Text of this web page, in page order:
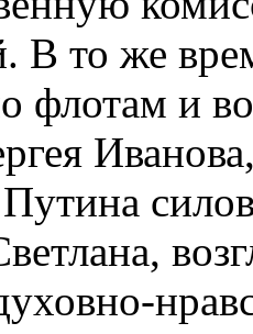
В то же
флотам и